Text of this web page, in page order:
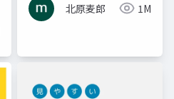
北原麦郎 1M